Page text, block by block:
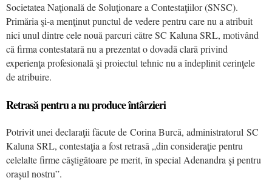
Societatea Naţională de Soluţionare a Contestaţiilor (SNSC).
Primăria şi-a menţinut punctul de vedere pentru care nu a atribuit
nici unul dintre cele nouă parcuri către SC Kaluna SRL, motivând
că firma contestatară nu a prezentat o dovadă clară privind
experienţa profesională şi proiectul tehnic nu a îndeplinit cerinţele
de atribuire.
Retrasă pentru a nu produce întârzieri
Potrivit unei declaraţii făcute de Corina Burcă, administratorul SC
Kaluna SRL, contestaţia a fost retrasă „din consideraţie pentru
celelalte firme câştigătoare pe merit, în special Adenandra şi pentru
oraşul nostru”.